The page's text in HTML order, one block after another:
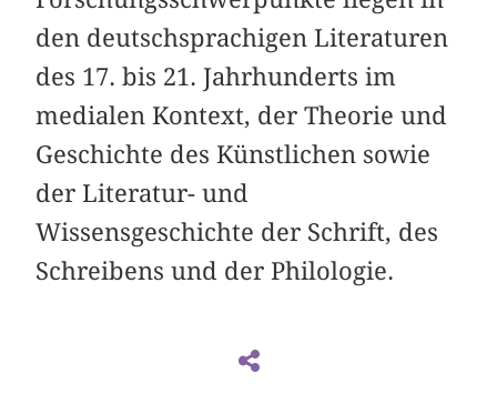
den deutschsprachigen Literaturen
des 17. bis 21. Jahrhunderts im
medialen Kontext, der Theorie und
Geschichte des Künstlichen sowie
der Literatur- und
Wissensgeschichte der Schrift, des
Schreibens und der Philologie.